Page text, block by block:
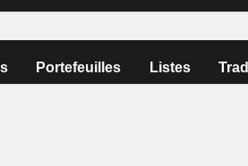
Portefeuilles Listes